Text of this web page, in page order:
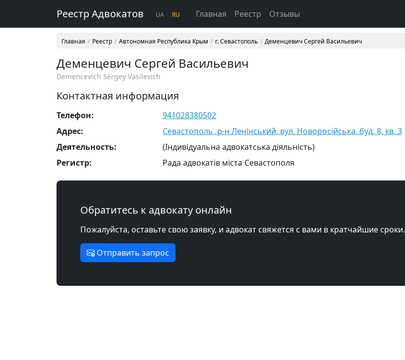
Реестр Адвокатов UA RU Главная Реестр Отзывы
Главная Реестр Автономная Республика Крым г. Севастополь Деменцевич Сергей Васильевич
Деменцевич Сергей Васильевич
Demencevich Sergey Vasilevich
Контактная информация
Телефон:
941028380502
Адрес:
Севастополь, р-н Ленінський, вул. Новоросійська, буд. 8, кв. 3
Деятельность:
(Індивідуальна адвокатська діяльність)
Регистр:
Рада адвокатів міста Севастополя
Обратитесь к адвокату онлайн
Пожалуйста, оставьте свою заявку, и адвокат свяжется с вами в кратчайшие сроки.
Отправить запрос